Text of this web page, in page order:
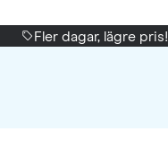
Fler dagar, lägre pris!